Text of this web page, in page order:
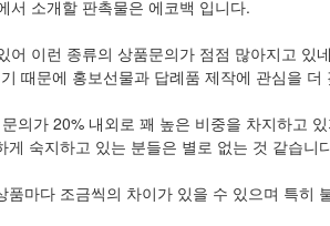
서 소개할 판촉물은 에코백 입니다.
어 이런 종류의 상품문의가 점점 많아지고 있
때문에 홍보선물과 답례품 제작에 관심을
의가 20% 내외로 꽤 높은 비중을 차지하고
게 숙지하고 있는 분들은 별로 없는 것 같습니
마다 조금씩의 차이가 있을 수 있으며 특히